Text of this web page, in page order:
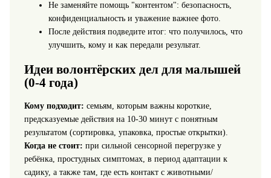
Не заменяйте помощь "контентом": безопасность,
конфиденциальность и уважение важнее фото.
После действия подведите итог: что получилось, что
улучшить, кому и как передали результат.
Идеи волонтёрских дел для малышей
(0-4 года)
Кому подходит: семьям, которым важны короткие,
предсказуемые действия на 10-30 минут с понятным
результатом (сортировка, упаковка, простые открытки).
Когда не стоит: при сильной сенсорной перегрузке у
ребёнка, простудных симптомах, в период адаптации к
садику, а также там, где есть контакт с животными/